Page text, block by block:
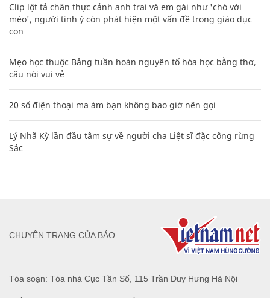
Clip lột tả chân thực cảnh anh trai và em gái như 'chó với
mèo', người tinh ý còn phát hiện một vấn đề trong giáo dục
con
Mẹo học thuộc Bảng tuần hoàn nguyên tố hóa học bằng thơ,
câu nói vui vẻ
20 số điện thoại ma ám bạn không bao giờ nên gọi
Lý Nhã Kỳ lần đầu tâm sự về người cha Liệt sĩ đặc công rừng
Sác
Tòa soạn: Tòa nhà Cục Tần Số, 115 Trần Duy Hưng Hà Nội
CHUYÊN TRANG CỦA BÁO